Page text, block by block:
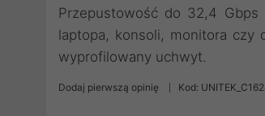
Przepustowość do 32,4
laptopa, konsoli, monitora czy
wyprofilowany uchwyt.
Dodaj pierwszą opinię Kod: